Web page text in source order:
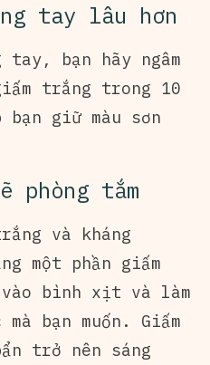
tay lâu hơn
tay, bạn hãy ngâm
trắng trong 10
giữ màu sơn
phòng tắm
và kháng
một phần giấm
bình xịt và làm
bạn muốn. Giấm
trở nên sáng